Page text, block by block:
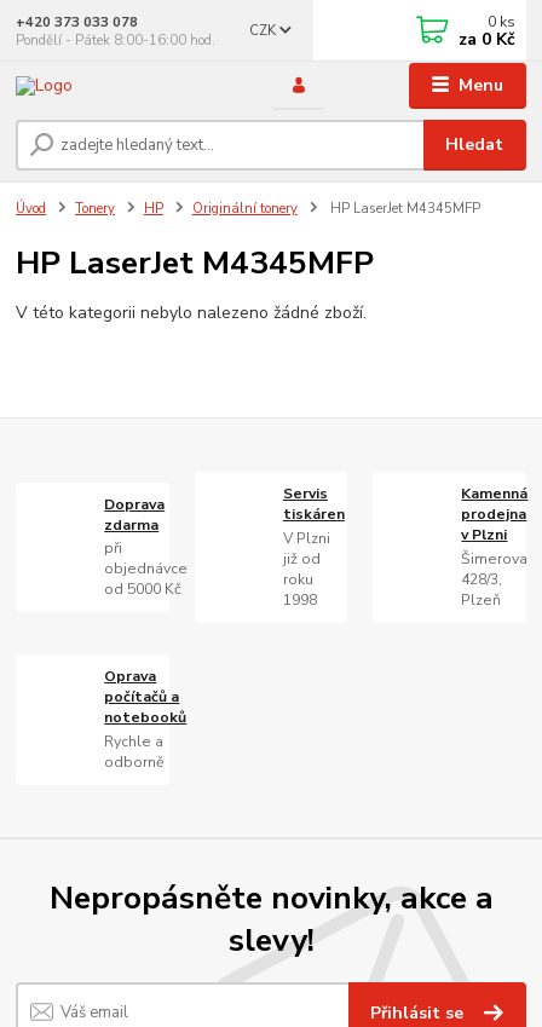
Menu
CZK
Hledat
+420 373 033 078
Pondělí - Pátek 8:00-16:00 hod.
0 ks
za 0 Kč
Úvod Tonery HP Originální tonery HP LaserJet M4345MFP
HP LaserJet M4345MFP
V této kategorii nebylo nalezeno žádné zboží.
Doprava
zdarma
při
objednávce
od 5000 Kč
Servis
tiskáren
V Plzni
již od
roku
1998
Kamenná
prodejna
v Plzni
Šimerova
428/3,
Plzeň
Oprava
počítačů a
notebooků
Rychle a
odborně
Nepropásněte novinky, akce a
slevy!
Přihlásit se